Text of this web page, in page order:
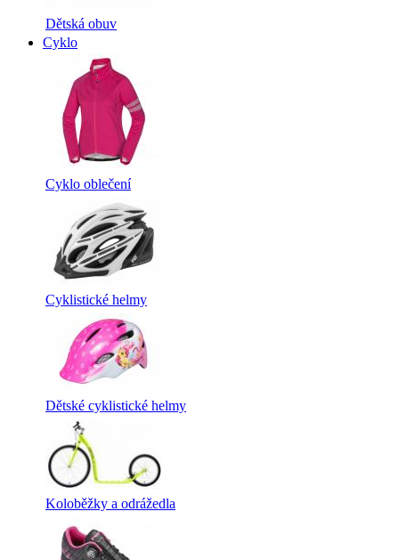
Dětská obuv
Cyklo
Cyklo oblečení
Cyklistické helmy
Dětské cyklistické helmy
Koloběžky a odrážedla